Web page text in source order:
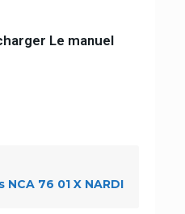
Le manuel
76 01 X NARDI